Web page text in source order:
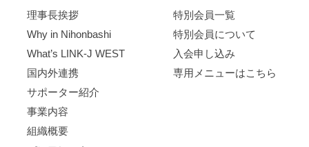
理事長挨拶
Why in Nihonbashi
What’s LINK-J WEST
国内外連携
サポーター紹介
事業内容
組織概要
特別会員一覧
特別会員について
入会申し込み
専用メニューはこちら